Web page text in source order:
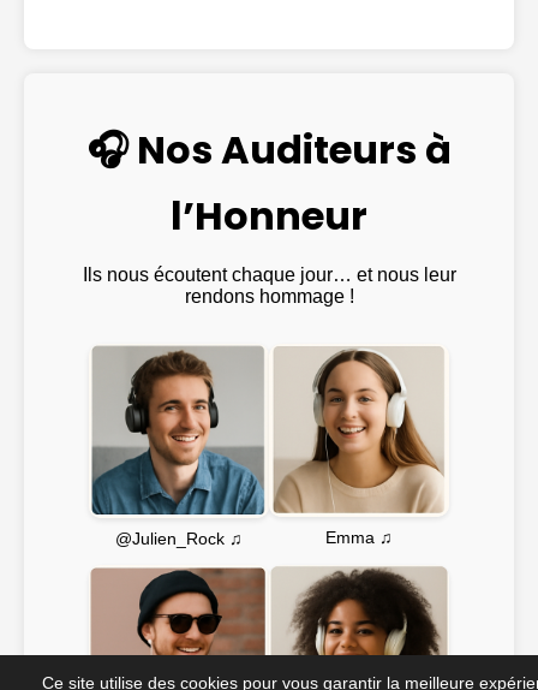
🎧 Nos Auditeurs à
l’Honneur
Ils nous écoutent chaque jour… et nous leur
rendons hommage !
@Julien_Rock ♫ Emma ♫
Ce site utilise des cookies pour vous garantir la meilleure